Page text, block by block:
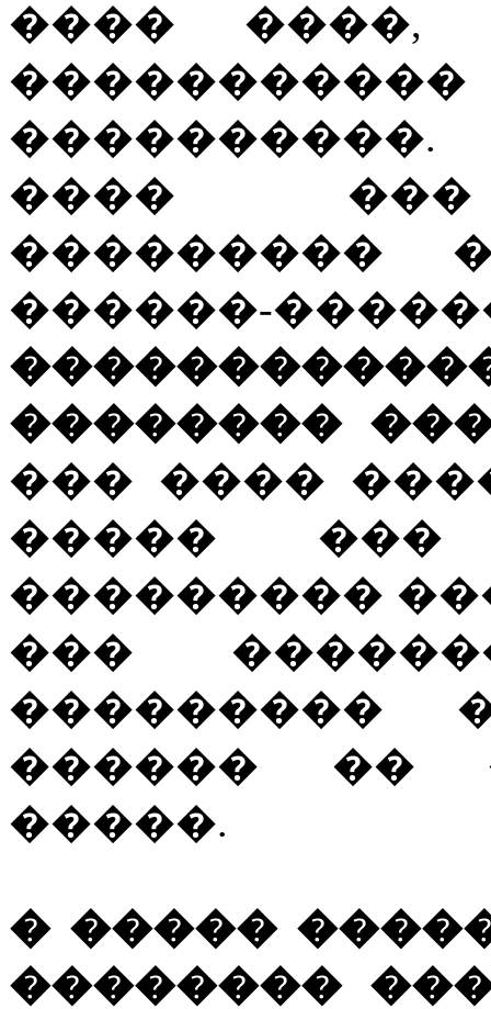
���� ����,
����������.
���� ���
���������
������-
��������
��� ����
����� ���
���������
���
���������
������ ��
�����.
� �����
��������